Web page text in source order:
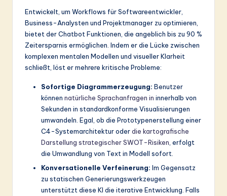
Entwickelt, um Workflows für Softwareentwickler,
Business-Analysten und Projektmanager zu optimieren,
bietet der Chatbot Funktionen, die angeblich bis zu 90 %
Zeitersparnis ermöglichen. Indem er die Lücke zwischen
komplexen mentalen Modellen und visueller Klarheit
schließt, löst er mehrere kritische Probleme:
Sofortige Diagrammerzeugung: Benutzer
können natürliche Sprachanfragen in innerhalb von
Sekunden in standardkonforme Visualisierungen
umwandeln. Egal, ob die Prototypenerstellung einer
C4-Systemarchitektur oderdie kartografische
Darstellung strategischer SWOT-Risiken, erfolgt
die Umwandlung von Text in Modell sofort.
Konversationelle Verfeinerung: Im Gegensatz
zu statischen Generierungswerkzeugen
unterstützt diese KI die iterative Entwicklung. Falls